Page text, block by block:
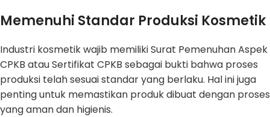
Memenuhi Standar Produksi Kosmetik
Industri kosmetik wajib memiliki Surat Pemenuhan Aspek
CPKB atau Sertifikat CPKB sebagai bukti bahwa proses
produksi telah sesuai standar yang berlaku. Hal ini juga
penting untuk memastikan produk dibuat dengan proses
yang aman dan higienis.